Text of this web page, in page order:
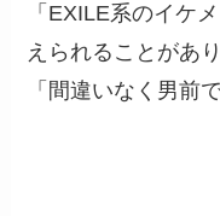
「EXILE系のイケ
えられることがあ
「間違いなく男前